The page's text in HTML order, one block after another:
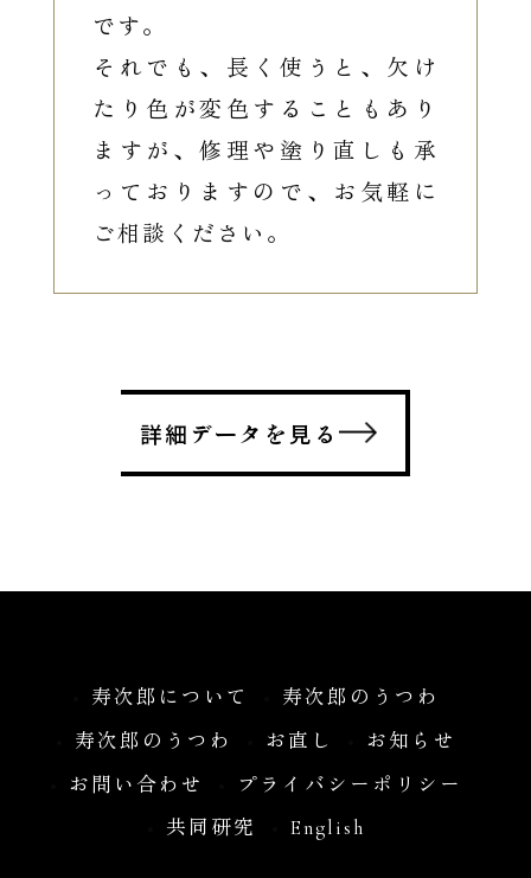
です。
それでも、長く使うと、欠け
たり色が変色することもあり
ますが、修理や塗り直しも承
っておりますので、お気軽に
ご相談ください。
詳細データを見る
寿次郎について
寿次郎のうつわ
寿次郎のうつわ
お直し
お知らせ
お問い合わせ
プライバシーポリシー
共同研究
English